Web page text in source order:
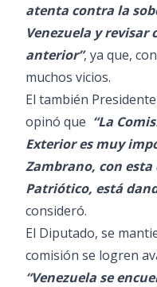
atenta contra la
Venezuela y
anterior”, ya que,
muchos vicios.
El también
opinó que “La
Exterior es muy
Zambrano, con esta
Patriótico, está
consideró.
El Diputado, se
comisión se logren
“Venezuela se